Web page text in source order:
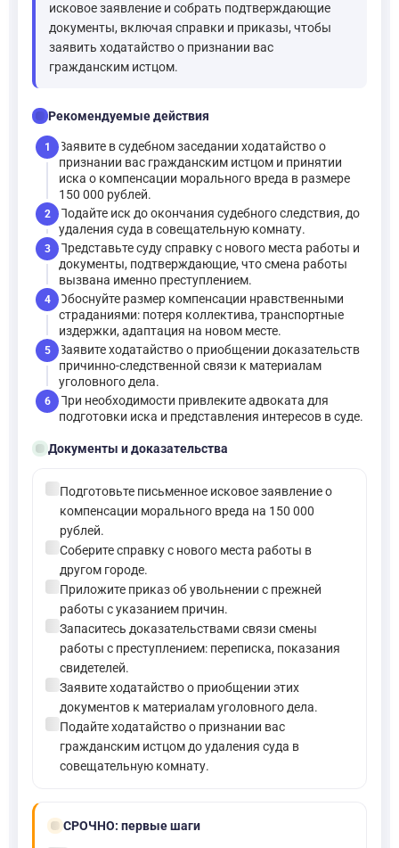
исковое заявление и собрать подтверждающие
документы, включая справки и приказы, чтобы
заявить ходатайство о признании вас
гражданским истцом.
checklistРекомендуемые действия
1
Заявите в судебном заседании ходатайство о
признании вас гражданским истцом и принятии
иска о компенсации морального вреда в размере
150 000 рублей.
2
Подайте иск до окончания судебного следствия, до
удаления суда в совещательную комнату.
3
Представьте суду справку с нового места работы и
документы, подтверждающие, что смена работы
вызвана именно преступлением.
4
Обоснуйте размер компенсации нравственными
страданиями: потеря коллектива, транспортные
издержки, адаптация на новом месте.
5
Заявите ходатайство о приобщении доказательств
причинно-следственной связи к материалам
уголовного дела.
6
При необходимости привлеките адвоката для
подготовки иска и представления интересов в суде.
folder_openДокументы и доказательства
Подготовьте письменное исковое заявление о
компенсации морального вреда на 150 000
рублей.
Соберите справку с нового места работы в
другом городе.
Приложите приказ об увольнении с прежней
работы с указанием причин.
Запаситесь доказательствами связи смены
работы с преступлением: переписка, показания
свидетелей.
Заявите ходатайство о приобщении этих
документов к материалам уголовного дела.
Подайте ходатайство о признании вас
гражданским истцом до удаления суда в
совещательную комнату.
boltСРОЧНО: первые шаги